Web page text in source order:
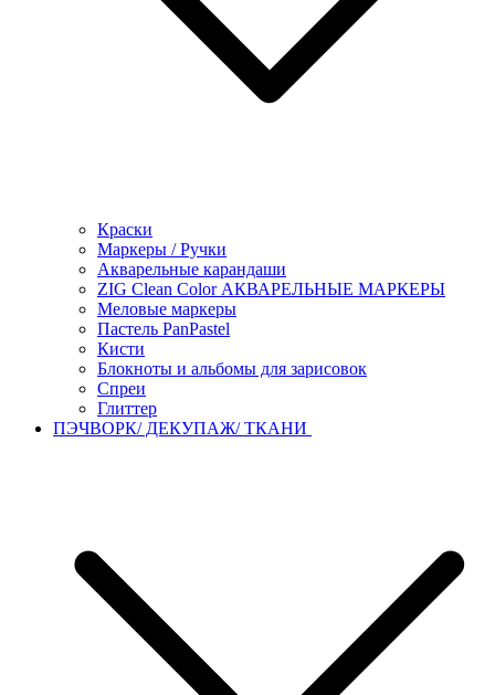
Краски
Маркеры / Ручки
Акварельные карандаши
ZIG Clean Color АКВАРЕЛЬНЫЕ МАРКЕРЫ
Меловые маркеры
Пастель PanPastel
Кисти
Блокноты и альбомы для зарисовок
Спреи
Глиттер
ПЭЧВОРК/ ДЕКУПАЖ/ ТКАНИ